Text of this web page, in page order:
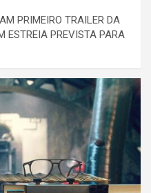
PRIMEIRO TRAILER DA
ESTREIA PREVISTA PARA